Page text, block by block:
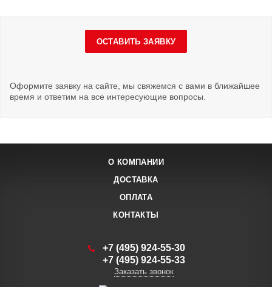
ОСТАВИТЬ ЗАЯВКУ
Оформите заявку на сайте, мы свяжемся с вами в ближайшее
время и ответим на все интересующие вопросы.
О КОМПАНИИ
ДОСТАВКА
ОПЛАТА
КОНТАКТЫ
+7 (495) 924-55-30
+7 (495) 924-55-33
Заказать звонок